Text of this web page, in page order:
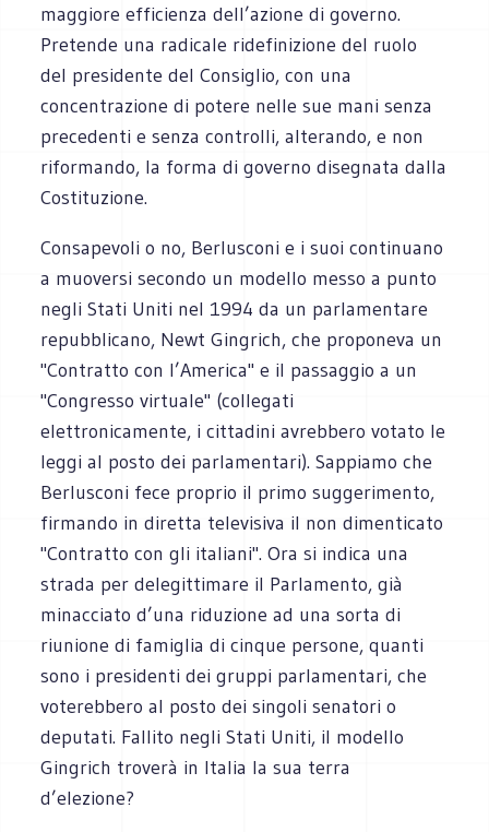
maggiore efficienza dell’azione di governo.
Pretende una radicale ridefinizione del ruolo
del presidente del Consiglio, con una
concentrazione di potere nelle sue mani senza
precedenti e senza controlli, alterando, e non
riformando, la forma di governo disegnata dalla
Costituzione.
Consapevoli o no, Berlusconi e i suoi continuano
a muoversi secondo un modello messo a punto
negli Stati Uniti nel 1994 da un parlamentare
repubblicano, Newt Gingrich, che proponeva un
"Contratto con l’America" e il passaggio a un
"Congresso virtuale" (collegati
elettronicamente, i cittadini avrebbero votato le
leggi al posto dei parlamentari). Sappiamo che
Berlusconi fece proprio il primo suggerimento,
firmando in diretta televisiva il non dimenticato
"Contratto con gli italiani". Ora si indica una
strada per delegittimare il Parlamento, già
minacciato d’una riduzione ad una sorta di
riunione di famiglia di cinque persone, quanti
sono i presidenti dei gruppi parlamentari, che
voterebbero al posto dei singoli senatori o
deputati. Fallito negli Stati Uniti, il modello
Gingrich troverà in Italia la sua terra
d’elezione?